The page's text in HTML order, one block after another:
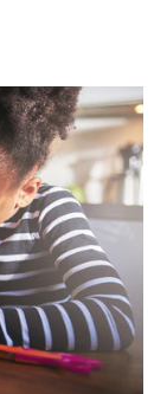
PROMOCIONES
HN (ES)
SUSCRÍBASE